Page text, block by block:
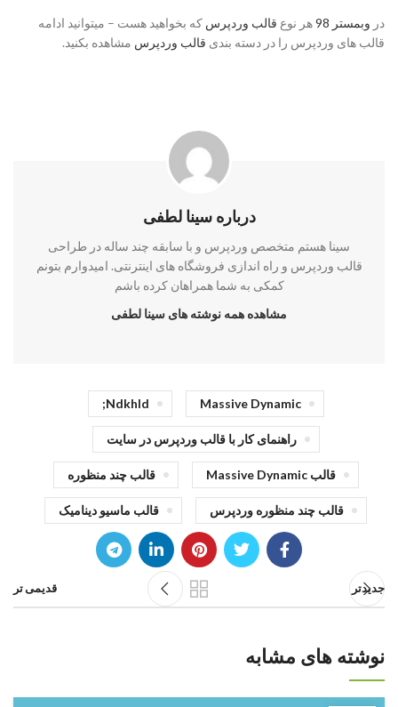
در وبمستر 98 هر نوع قالب وردپرس که بخواهید هست – میتوانید ادامه
قالب های وردپرس را در دسته بندی قالب وردپرس مشاهده بکنید.
درباره سینا لطفی
سینا هستم متخصص وردپرس و با سابقه چند ساله در طراحی
قالب وردپرس و راه اندازی فروشگاه های اینترنتی. امیدوارم بتونم
کمکی به شما همراهان کرده باشم
مشاهده همه نوشته های سینا لطفی
Massive Dynamic
Ndkhld;
راهنمای کار با قالب وردپرس در سایت
قالب Massive Dynamic قالب چند منظوره
قالب چند منظوره وردپرس قالب ماسیو دینامیک
جدیدتر قدیمی تر
نوشته های مشابه